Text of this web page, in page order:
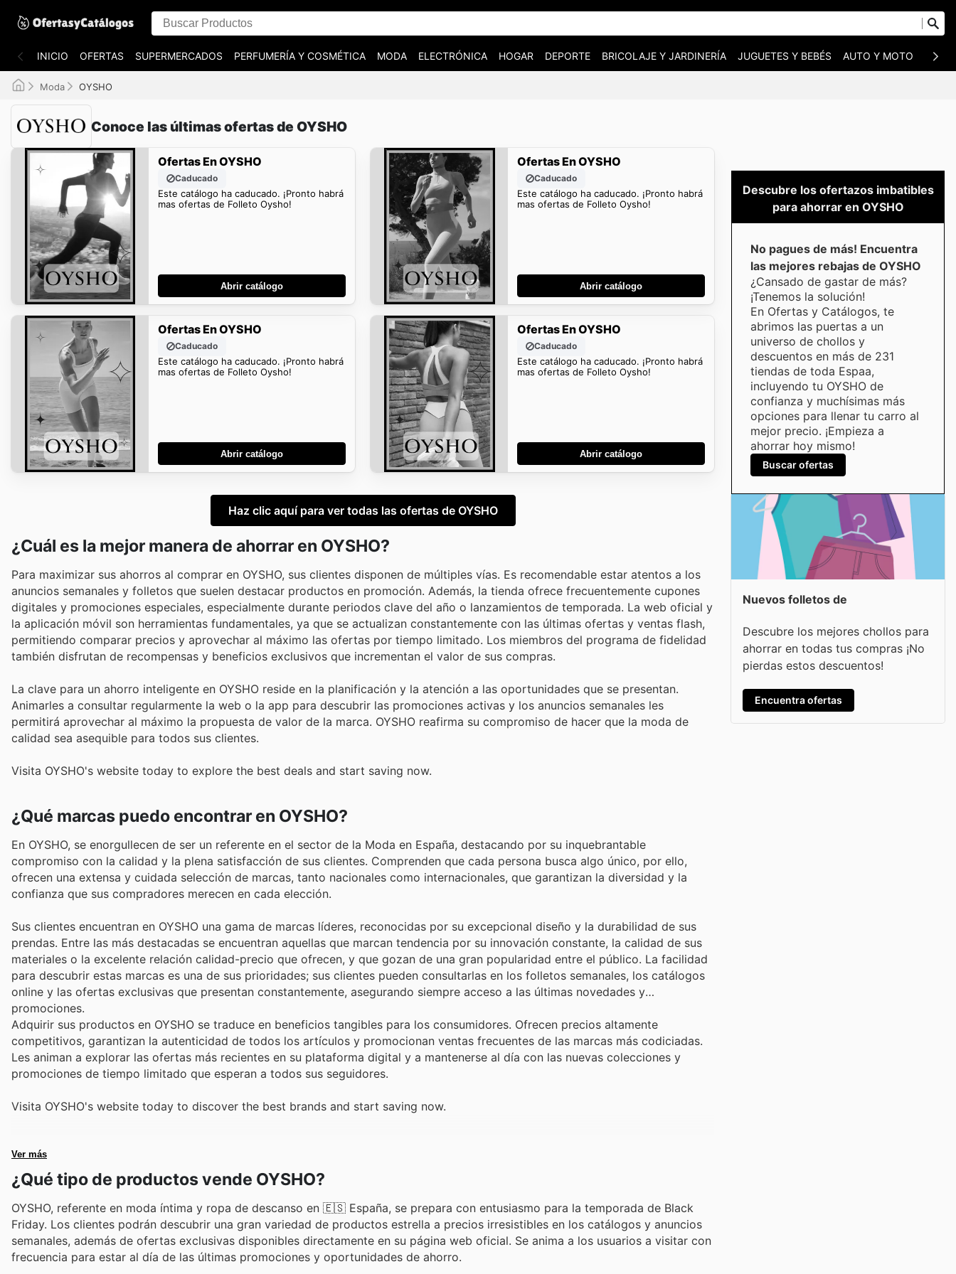
INICIO OFERTAS SUPERMERCADOS PERFUMERÍA Y COSMÉTICA MODA ELECTRÓNICA HOGAR DEPORTE BRICOLAJE Y JARDINERÍA JUGUETES Y BEBÉS AUTO Y MOTO
Moda OYSHO
Conoce las últimas ofertas de OYSHO
Ofertas En OYSHO
Caducado
Este catálogo ha caducado. ¡Pronto habrá
mas ofertas de Folleto Oysho!
Abrir catálogo
Ofertas En OYSHO
Caducado
Este catálogo ha caducado. ¡Pronto habrá
mas ofertas de Folleto Oysho!
Abrir catálogo
Ofertas En OYSHO
Caducado
Este catálogo ha caducado. ¡Pronto habrá
mas ofertas de Folleto Oysho!
Abrir catálogo
Ofertas En OYSHO
Caducado
Este catálogo ha caducado. ¡Pronto habrá
mas ofertas de Folleto Oysho!
Abrir catálogo
Haz clic aquí para ver todas las ofertas de OYSHO
¿Cuál es la mejor manera de ahorrar en OYSHO?
Para maximizar sus ahorros al comprar en OYSHO, sus clientes disponen de múltiples vías. Es recomendable estar atentos a los
anuncios semanales y folletos que suelen destacar productos en promoción. Además, la tienda ofrece frecuentemente cupones
digitales y promociones especiales, especialmente durante periodos clave del año o lanzamientos de temporada. La web oficial y
la aplicación móvil son herramientas fundamentales, ya que se actualizan constantemente con las últimas ofertas y ventas flash,
permitiendo comparar precios y aprovechar al máximo las ofertas por tiempo limitado. Los miembros del programa de fidelidad
también disfrutan de recompensas y beneficios exclusivos que incrementan el valor de sus compras.
La clave para un ahorro inteligente en OYSHO reside en la planificación y la atención a las oportunidades que se presentan.
Animarles a consultar regularmente la web o la app para descubrir las promociones activas y los anuncios semanales les
permitirá aprovechar al máximo la propuesta de valor de la marca. OYSHO reafirma su compromiso de hacer que la moda de
calidad sea asequible para todos sus clientes.
Visita OYSHO's website today to explore the best deals and start saving now.
¿Qué marcas puedo encontrar en OYSHO?
En OYSHO, se enorgullecen de ser un referente en el sector de la Moda en España, destacando por su inquebrantable
compromiso con la calidad y la plena satisfacción de sus clientes. Comprenden que cada persona busca algo único, por ello,
ofrecen una extensa y cuidada selección de marcas, tanto nacionales como internacionales, que garantizan la diversidad y la
confianza que sus compradores merecen en cada elección.
Sus clientes encuentran en OYSHO una gama de marcas líderes, reconocidas por su excepcional diseño y la durabilidad de sus
prendas. Entre las más destacadas se encuentran aquellas que marcan tendencia por su innovación constante, la calidad de sus
materiales o la excelente relación calidad-precio que ofrecen, y que gozan de una gran popularidad entre el público. La facilidad
para descubrir estas marcas es una de sus prioridades; sus clientes pueden consultarlas en los folletos semanales, los catálogos
online y las ofertas exclusivas que presentan constantemente, asegurando siempre acceso a las últimas novedades y
promociones.
Adquirir sus productos en OYSHO se traduce en beneficios tangibles para los consumidores. Ofrecen precios altamente
competitivos, garantizan la autenticidad de todos los artículos y promocionan ventas frecuentes de las marcas más codiciadas.
Les animan a explorar las ofertas más recientes en su plataforma digital y a mantenerse al día con las nuevas colecciones y
promociones de tiempo limitado que esperan a todos sus seguidores.
Visita OYSHO's website today to discover the best brands and start saving now.
Ver más
¿Qué tipo de productos vende OYSHO?
OYSHO, referente en moda íntima y ropa de descanso en 🇪🇸 España, se prepara con entusiasmo para la temporada de Black
Friday. Los clientes podrán descubrir una gran variedad de productos estrella a precios irresistibles en los catálogos y anuncios
semanales, además de ofertas exclusivas disponibles directamente en su página web oficial. Se anima a los usuarios a visitar con
frecuencia para estar al día de las últimas promociones y oportunidades de ahorro.
Descubre los ofertazos imbatibles
para ahorrar en OYSHO
No pagues de más! Encuentra
las mejores rebajas de OYSHO
¿Cansado de gastar de más?
¡Tenemos la solución!
En Ofertas y Catálogos, te
abrimos las puertas a un
universo de chollos y
descuentos en más de 231
tiendas de toda Espaa,
incluyendo tu OYSHO de
confianza y muchísimas más
opciones para llenar tu carro al
mejor precio. ¡Empieza a
ahorrar hoy mismo!
Buscar ofertas
Nuevos folletos de
Descubre los mejores chollos para
ahorrar en todas tus compras ¡No
pierdas estos descuentos!
Encuentra ofertas